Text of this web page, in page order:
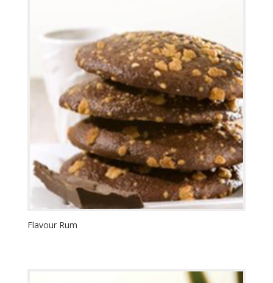
Flavour Rum